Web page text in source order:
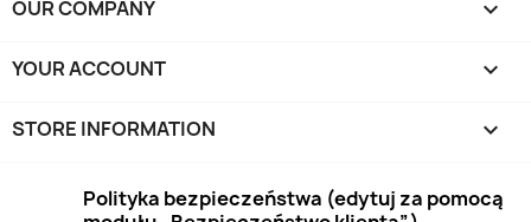
OUR COMPANY 
YOUR ACCOUNT 
STORE INFORMATION keyboard_arrow_down
Polityka bezpieczeństwa (edytuj za pomocą